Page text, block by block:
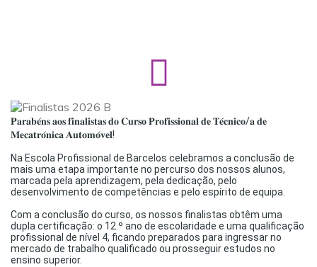
𝐏𝐚𝐫𝐚𝐛𝐞́𝐧𝐬 𝐚𝐨𝐬 𝐟𝐢𝐧𝐚𝐥𝐢𝐬𝐭𝐚𝐬 𝐝𝐨 𝐂𝐮𝐫𝐬𝐨 𝐏𝐫𝐨𝐟𝐢𝐬𝐬𝐢𝐨𝐧𝐚𝐥 𝐝𝐞 𝐓𝐞́𝐜𝐧𝐢𝐜𝐨/𝐚 𝐝𝐞
𝐌𝐞𝐜𝐚𝐭𝐫𝐨́𝐧𝐢𝐜𝐚 𝐀𝐮𝐭𝐨𝐦𝐨́𝐯𝐞𝐥!
Na Escola Profissional de Barcelos celebramos a conclusão de
mais uma etapa importante no percurso dos nossos alunos,
marcada pela aprendizagem, pela dedicação, pelo
desenvolvimento de competências e pelo espírito de equipa.
Com a conclusão do curso, os nossos finalistas obtêm uma
dupla certificação: o 12.º ano de escolaridade e uma qualificação
profissional de nível 4, ficando preparados para ingressar no
mercado de trabalho qualificado ou prosseguir estudos no
ensino superior.